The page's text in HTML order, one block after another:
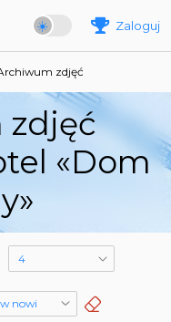
Zaloguj
zdjęć
zdjęć
«Dom